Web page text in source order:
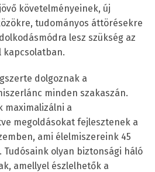
követelményeinek, új
tudományos áttörésekre
lesz szükség az
kapcsolatban.
dolgoznak a
minden szakaszán.
maximalizálni a
megoldásokat fejlesztenek a
ami élelmiszereink 45
olyan biztonsági háló
amellyel észlelhetők a